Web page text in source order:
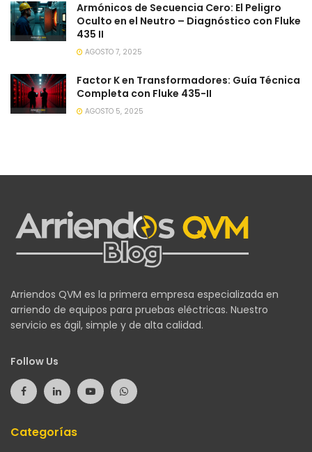
Armónicos de Secuencia Cero: El Peligro
Oculto en el Neutro – Diagnóstico con Fluke
435 II
AGOSTO 7, 2025
Factor K en Transformadores: Guía Técnica
Completa con Fluke 435-II
AGOSTO 5, 2025
Arriendos QVM es la primera empresa especializada en
arriendo de equipos para pruebas eléctricas. Nuestro
servicio es ágil, simple y de alta calidad.
Follow Us
Categorías